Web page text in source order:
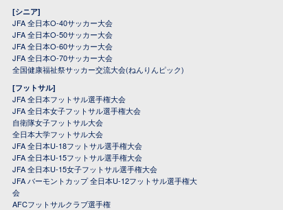
[シニア]
JFA 全日本O-40サッカー大会
JFA 全日本O-50サッカー大会
JFA 全日本O-60サッカー大会
JFA 全日本O-70サッカー大会
全国健康福祉祭サッカー交流大会(ねんりんピック)
[フットサル]
JFA 全日本フットサル選手権大会
JFA 全日本女子フットサル選手権大会
自衛隊女子フットサル大会
全日本大学フットサル大会
JFA 全日本U-18フットサル選手権大会
JFA 全日本U-15フットサル選手権大会
JFA 全日本U-15女子フットサル選手権大会
JFA バーモントカップ 全日本U-12フットサル選手権大
会
AFCフットサルクラブ選手権